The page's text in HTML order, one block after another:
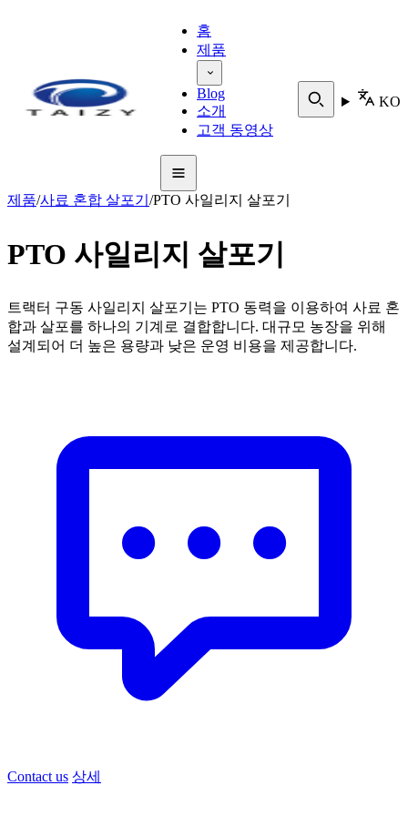
홈
제품
Blog
소개
고객 동영상
KO
제품/사료 혼합 살포기 /PTO 사일리지 살포기
PTO 사일리지 살포기
트랙터 구동 사일리지 살포기는 PTO 동력을 이용하여 사료 혼
합과 살포를 하나의 기계로 결합합니다. 대규모 농장을 위해
설계되어 더 높은 용량과 낮은 운영 비용을 제공합니다.
Contact us 상세